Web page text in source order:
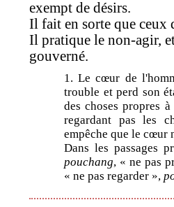
exempt de désirs.
Il fait en sorte que ceux
Il pratique le non-agir,
gouverné.
1. Le cœur de
trouble et perd son
des choses propres
regardant pas les
empêche que le cœur
Dans les passages
pouchang, « ne pas
« ne pas regarder »,